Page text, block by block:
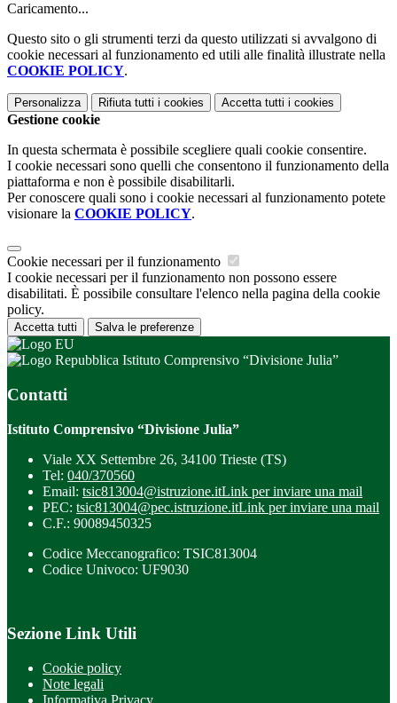
Caricamento...
Questo sito o gli strumenti terzi da questo utilizzati si avvalgono di
cookie necessari al funzionamento ed utili alle finalità illustrate nella
COOKIE POLICY.
Personalizza Rifiuta tutti i cookies Accetta tutti i cookies
Gestione cookie
In questa schermata è possibile scegliere quali cookie consentire.
I cookie necessari sono quelli che consentono il funzionamento della
piattaforma e non è possibile disabilitarli.
Per conoscere quali sono i cookie necessari al funzionamento potete
visionare la COOKIE POLICY.
Cookie necessari per il funzionamento
I cookie necessari per il funzionamento non possono essere
disabilitati. È possibile consultare l'elenco nella pagina della cookie
policy.
Accetta tutti Salva le preferenze
Istituto Comprensivo “Divisione Julia”
Contatti
Istituto Comprensivo “Divisione Julia”
Viale XX Settembre 26, 34100 Trieste (TS)
Tel: 040/370560
Email: tsic813004@istruzione.itLink per inviare una mail
PEC: tsic813004@pec.istruzione.itLink per inviare una mail
C.F.: 90089450325
Codice Meccanografico: TSIC813004
Codice Univoco: UF9030
Sezione Link Utili
Cookie policy
Note legali
Informativa Privacy